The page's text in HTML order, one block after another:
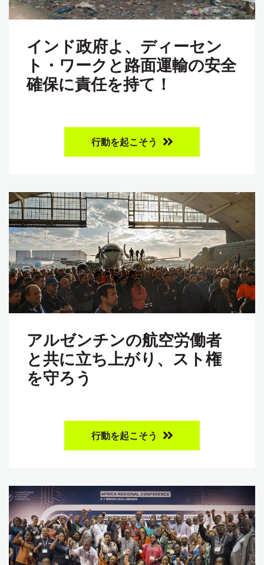
インド政府よ、ディーセン
ト・ワークと路面運輸の安全
確保に責任を持て！
行動を起こそう
アルゼンチンの航空労働者
と共に立ち上がり、スト権
を守ろう
行動を起こそう